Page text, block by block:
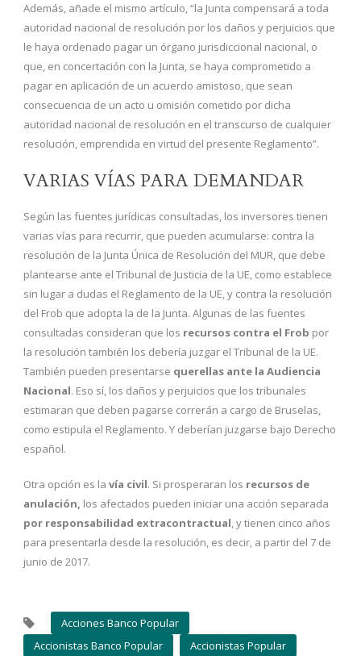
Además, añade el mismo artículo, “la Junta compensará a toda
autoridad nacional de resolución por los daños y perjuicios que
le haya ordenado pagar un órgano jurisdiccional nacional, o
que, en concertación con la Junta, se haya comprometido a
pagar en aplicación de un acuerdo amistoso, que sean
consecuencia de un acto u omisión cometido por dicha
autoridad nacional de resolución en el transcurso de cualquier
resolución, emprendida en virtud del presente Reglamento”.
VARIAS VÍAS PARA DEMANDAR
Según las fuentes jurídicas consultadas, los inversores tienen
varias vías para recurrir, que pueden acumularse: contra la
resolución de la Junta Única de Resolución del MUR, que debe
plantearse ante el Tribunal de Justicia de la UE, como establece
sin lugar a dudas el Reglamento de la UE, y contra la resolución
del Frob que adopta la de la Junta. Algunas de las fuentes
consultadas consideran que los recursos contra el Frob por
la resolución también los debería juzgar el Tribunal de la UE.
También pueden presentarse querellas ante la Audiencia
Nacional. Eso sí, los daños y perjuicios que los tribunales
estimaran que deben pagarse correrán a cargo de Bruselas,
como estipula el Reglamento. Y deberían juzgarse bajo Derecho
español.
Otra opción es la vía civil. Si prosperaran los recursos de
anulación, los afectados pueden iniciar una acción separada
por responsabilidad extracontractual, y tienen cinco años
para presentarla desde la resolución, es decir, a partir del 7 de
junio de 2017.
Acciones Banco Popular
Accionistas Banco Popular
Accionistas Popular